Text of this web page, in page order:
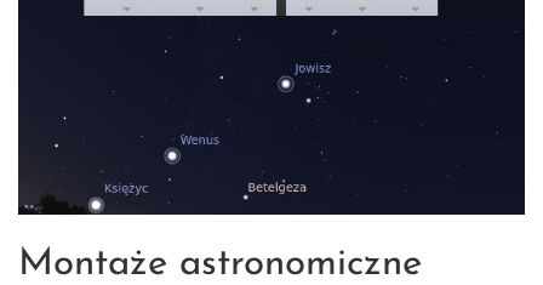
Montaże astronomiczne